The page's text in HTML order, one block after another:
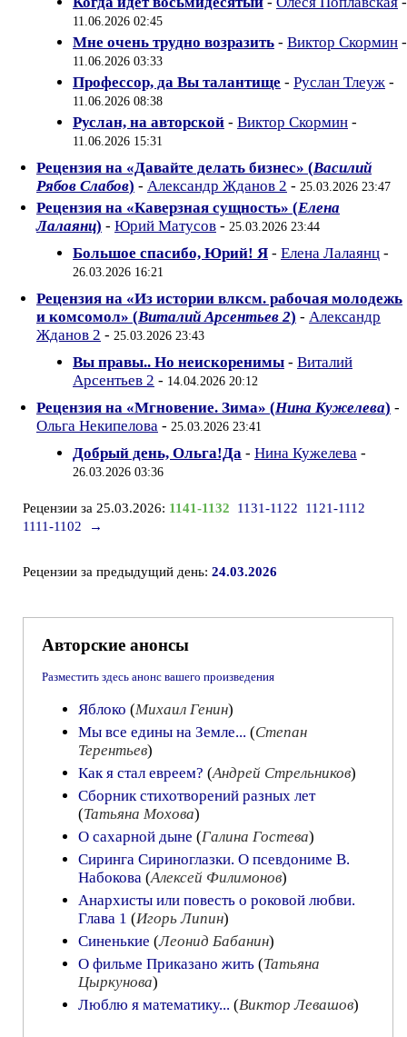
11.06.2026 02:45
Мне очень трудно возразить - Виктор Скормин -
11.06.2026 03:33
Профессор, да Вы талантище - Руслан Тлеуж -
11.06.2026 08:38
Руслан, на авторской - Виктор Скормин -
11.06.2026 15:31
Рецензия на «Давайте делать бизнес» (Василий
Рябов Слабов) - Александр Жданов 2 - 25.03.2026 23:47
Рецензия на «Каверзная сущность» (Елена
Лалаянц) - Юрий Матусов - 25.03.2026 23:44
Большое спасибо, Юрий! Я - Елена Лалаянц -
26.03.2026 16:21
Рецензия на «Из истории влксм. рабочая молодежь
и комсомол» (Виталий Арсентьев 2) - Александр
Жданов 2 - 25.03.2026 23:43
Вы правы.. Но неискоренимы - Виталий
Арсентьев 2 - 14.04.2026 20:12
Рецензия на «Мгновение. Зима» (Нина Кужелева) -
Ольга Некипелова - 25.03.2026 23:41
Добрый день, Ольга!Да - Нина Кужелева -
26.03.2026 03:36
Рецензии за 25.03.2026: 1141-1132 1131-1122
1121-1112
1111-1102
→
Рецензии за предыдущий день: 24.03.2026
Авторские анонсы
Разместить здесь анонс вашего произведения
Яблоко (Михаил Генин)
Мы все едины на Земле... (Степан
Терентьев)
Как я стал евреем? (Андрей Стрельников)
Сборник стихотворений разных лет
(Татьяна Мохова)
О сахарной дыне (Галина Гостева)
Сиринга Сириноглазки. О псевдониме В.
Набокова (Алексей Филимонов)
Анархисты или повесть о роковой любви.
Глава 1 (Игорь Липин)
Синенькие (Леонид Бабанин)
О фильме Приказано жить (Татьяна
Цыркунова)
Люблю я математику... (Виктор Левашов)